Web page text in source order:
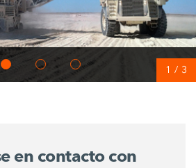
1 / 3
en contacto con